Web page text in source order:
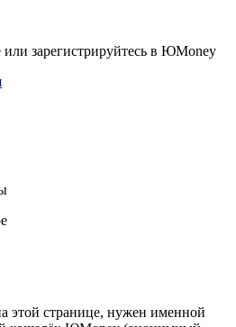
или зарегистрируйтесь в ЮMoney
этой странице, нужен именной